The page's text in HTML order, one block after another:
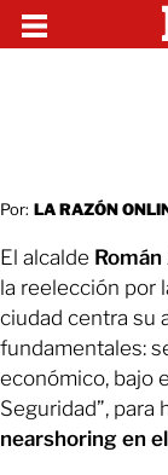
Por: LA RAZÓN
El alcalde
la reelección por
ciudad centra su
fundamentales:
económico, bajo
Seguridad”, para
nearshoring en